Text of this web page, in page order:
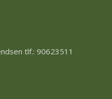
tlf.: 90623511